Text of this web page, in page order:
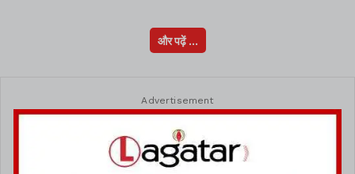
और पढ़ें ...
Advertisement